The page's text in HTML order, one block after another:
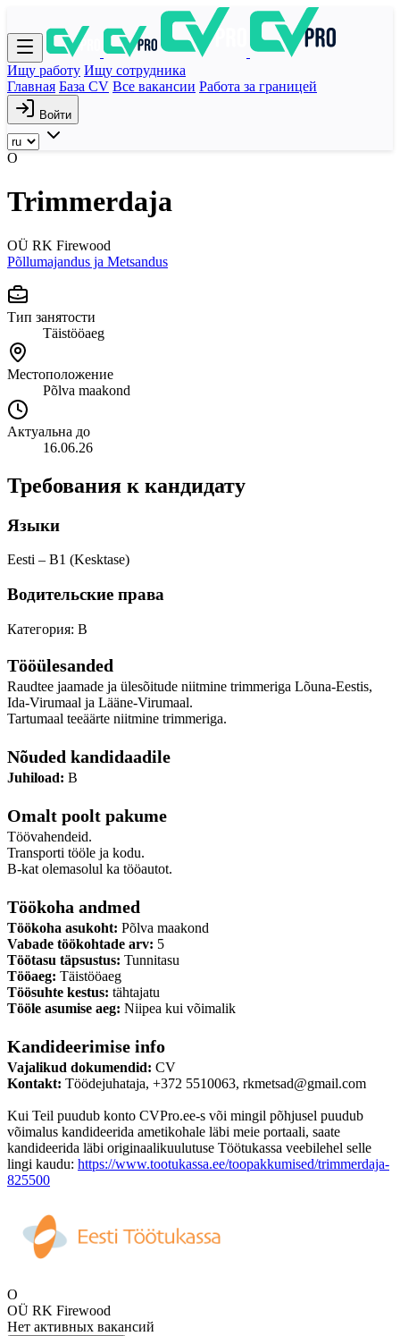
Ищу работу Ищу сотрудника
Главная База CV Все вакансии Работа за границей
Войти
O
Trimmerdaja
OÜ RK Firewood
Põllumajandus ja Metsandus
Тип занятости
Täistööaeg
Местоположение
Põlva maakond
Актуальна до
16.06.26
Требования к кандидату
Языки
Eesti – B1 (Kesktase)
Водительские права
Категория: B
Tööülesanded
Raudtee jaamade ja ülesõitude niitmine trimmeriga Lõuna-Eestis,
Ida-Virumaal ja Lääne-Virumaal.
Tartumaal teeäärte niitmine trimmeriga.
Nõuded kandidaadile
Juhiload: B
Omalt poolt pakume
Töövahendeid.
Transporti tööle ja kodu.
B-kat olemasolul ka tööautot.
Töökoha andmed
Töökoha asukoht: Põlva maakond
Vabade töökohtade arv: 5
Töötasu täpsustus: Tunnitasu
Tööaeg: Täistööaeg
Töösuhte kestus: tähtajatu
Tööle asumise aeg: Niipea kui võimalik
Kandideerimise info
Vajalikud dokumendid: CV
Kontakt: Töödejuhataja, +372 5510063, rkmetsad@gmail.com
Kui Teil puudub konto CVPro.ee-s või mingil põhjusel puudub
võimalus kandideerida ametikohale läbi meie portaali, saate
kandideerida läbi originaalikuulutuse Töötukassa veebilehel selle
lingi kaudu: https://www.tootukassa.ee/toopakkumised/trimmerdaja-
825500
O
OÜ RK Firewood
Нет активных вакансий